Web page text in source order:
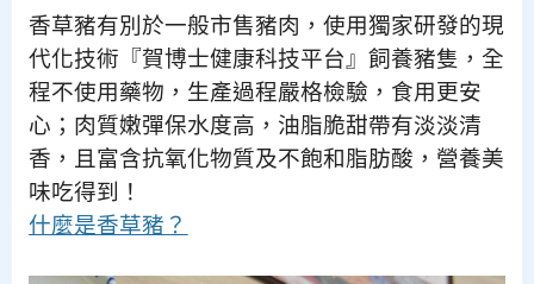
香草豬有別於一般市售豬肉，使用獨家研發的現
代化技術『賀博士健康科技平台』飼養豬隻，全
程不使用藥物，生產過程嚴格檢驗，食用更安
心；肉質嫩彈保水度高，油脂脆甜帶有淡淡清
香，且富含抗氧化物質及不飽和脂肪酸，營養美
味吃得到！
什麼是香草豬？